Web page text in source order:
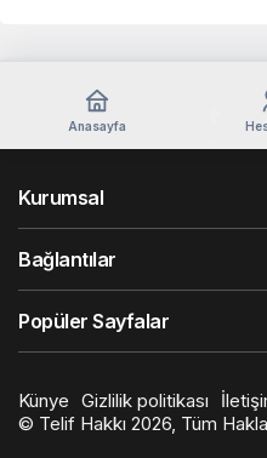
Anasayfa
Kurumsal
Bağlantılar
Popüler Sayfalar
Künye Gizlilik politikası
© Telif Hakkı 2026, Tüm